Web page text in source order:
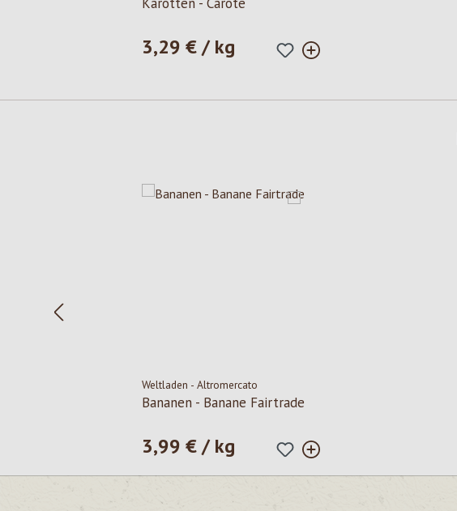
Prezzo normale:
3,29 € / kg
Weltladen - Altromercato
Bananen - Banane Fairtrade
Prezzo normale:
3,99 € / kg